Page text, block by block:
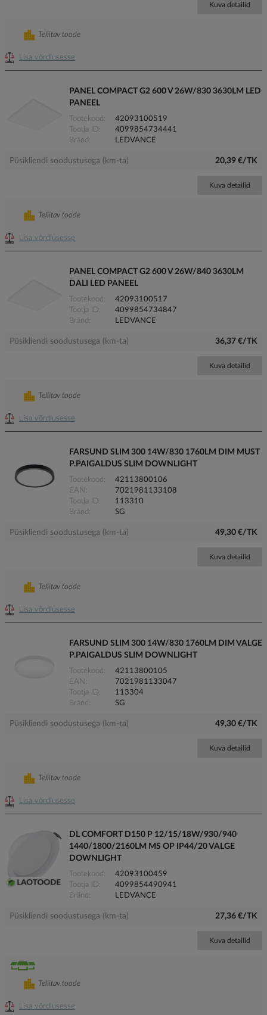
Kuva detailid
Lisa võrdlusesse
Tellitav toode
PANEL COMPACT G2 600 V 26W/830 3630LM LED
PANEEL
Tootekood
42093100519
Tootja ID
4099854734441
Bränd
LEDVANCE
Püsikliendi soodustusega (km-ta) 20,39 €/TK
Kuva detailid
Lisa võrdlusesse
Tellitav toode
PANEL COMPACT G2 600 V 26W/840 3630LM
DALI LED PANEEL
Tootekood
42093100517
Tootja ID
4099854734847
Bränd
LEDVANCE
Püsikliendi soodustusega (km-ta) 36,37 €/TK
Kuva detailid
Lisa võrdlusesse
Tellitav toode
FARSUND SLIM 300 14W/830 1760LM DIM MUST
P.PAIGALDUS SLIM DOWNLIGHT
Tootekood
42113800106
EAN
7021981133108
Tootja ID
113310
Bränd
SG
Püsikliendi soodustusega (km-ta) 49,30 €/TK
Kuva detailid
Lisa võrdlusesse
Tellitav toode
FARSUND SLIM 300 14W/830 1760LM DIM VALGE
P.PAIGALDUS SLIM DOWNLIGHT
Tootekood
42113800105
EAN
7021981133047
Tootja ID
113304
Bränd
SG
Püsikliendi soodustusega (km-ta) 49,30 €/TK
Kuva detailid
Lisa võrdlusesse
Tellitav toode
DL COMFORT D150 P 12/15/18W/930/940
1440/1800/2160LM MS OP IP44/20 VALGE
DOWNLIGHT
Tootekood
42093100459
Tootja ID
4099854490941
Bränd
LEDVANCE
Püsikliendi soodustusega (km-ta) 27,36 €/TK
Kuva detailid
Lisa võrdlusesse
Tellitav toode